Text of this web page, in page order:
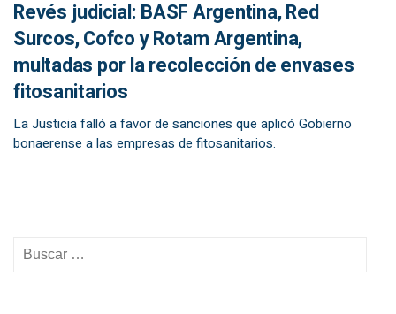
Revés judicial: BASF Argentina, Red
Surcos, Cofco y Rotam Argentina,
multadas por la recolección de envases
fitosanitarios
La Justicia falló a favor de sanciones que aplicó Gobierno
bonaerense a las empresas de fitosanitarios.